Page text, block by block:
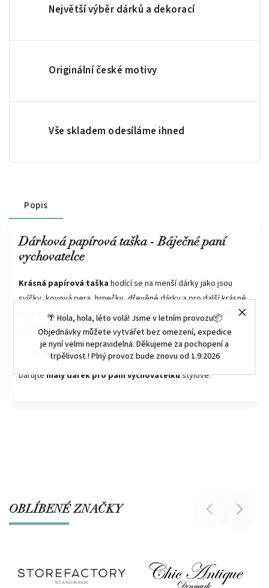
🌴 Hola, hola, léto volá! Jsme v letním provozu📦
Objednávky můžete vytvářet bez omezení, expedice
je nyní velmi nepravidelná. Děkujeme za pochopení a
trpělivost ! Plný provoz bude znovu od 1.9.2026
Největší výběr dárků a dekorací
Originální české motivy
Vše skladem odesíláme ihned
Popis
Dárková papírová taška - Báječné paní
vychovatelce
Krásná papírová taška hodící se na menšídárkyjako jsou
svíčky, kovová pera, hrnečky, dřevěné dárky a pro další krásné
maličkosti, které naleznete na našem e-shopu. S touto taškou
vyladíte svoje dary k dokonalosti!
velikost: 18x8x24 cm
Darujtemalý dárek pro paní vychovatelkustylově.
OBLÍBENÉ ZNAČKY Previous Next